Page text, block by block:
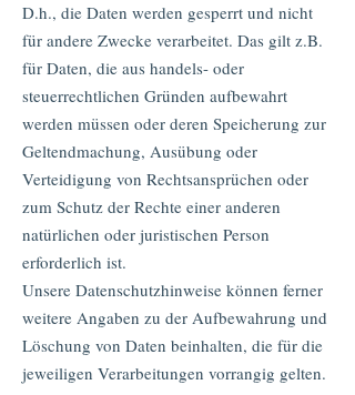
D.h., die Daten werden gesperrt und nicht
für andere Zwecke verarbeitet. Das gilt z.B.
für Daten, die aus handels- oder
steuerrechtlichen Gründen aufbewahrt
werden müssen oder deren Speicherung zur
Geltendmachung, Ausübung oder
Verteidigung von Rechtsansprüchen oder
zum Schutz der Rechte einer anderen
natürlichen oder juristischen Person
erforderlich ist.
Unsere Datenschutzhinweise können ferner
weitere Angaben zu der Aufbewahrung und
Löschung von Daten beinhalten, die für die
jeweiligen Verarbeitungen vorrangig gelten.